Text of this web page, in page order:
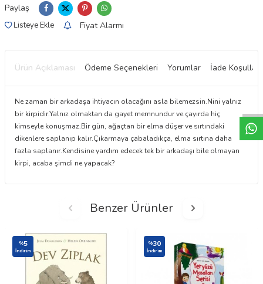
Paylaş
Listeye Ekle Fiyat Alarmı
Ürün Açıklaması Ödeme Seçenekleri Yorumlar İade Koşulları
Ne zaman bir arkadaşa ihtiyacın olacağını asla bilemezsin.Nini yalnız
bir kirpidir.Yalnız olmaktan da gayet memnundur ve çayırda hiç
kimseyle konuşmaz.Bir gün, ağaçtan bir elma düşer ve sırtındaki
dikenlere saplanıp kalır.Çıkarmaya çabaladıkça, elma sırtına daha
fazla saplanır.Kendisine yardım edecek tek bir arkadaşı bile olmayan
kirpi, acaba şimdi ne yapacak?
Benzer Ürünler
%5
İndirim
%30
İndirim